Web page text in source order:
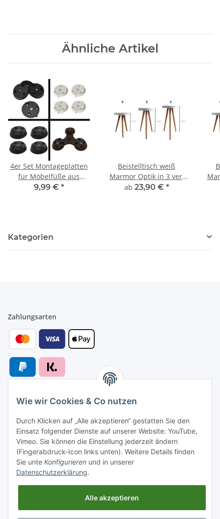
Ähnliche Artikel
4er Set Montageplatten
für Möbelfüße aus
Kunststoff mit M8
9,99 € *
Beistelltisch weiß
Marmor Optik in 3 ver.
Höhen
ab 23,90 € *
Kategorien
Zahlungsarten
Versandarten
Versand nach
Wie wir Cookies & Co nutzen
Durch Klicken auf „Alle akzeptieren“ gestatten Sie den
Einsatz folgender Dienste auf unserer Website: YouTube,
Vimeo. Sie können die Einstellung jederzeit ändern
(Fingerabdruck-Icon links unten). Weitere Details finden
Sie unte Konfigurieren und in unserer
Datenschutzerklärung.
Alle akzeptieren